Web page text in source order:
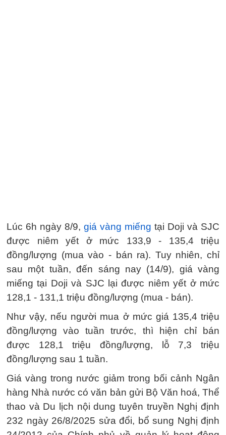
Lúc 6h ngày 8/9, giá vàng miếng tại Doji và SJC
được niêm yết ở mức 133,9 - 135,4 triệu
đồng/lượng (mua vào - bán ra). Tuy nhiên, chỉ
sau một tuần, đến sáng nay (14/9), giá vàng
miếng tại Doji và SJC lại được niêm yết ở mức
128,1 - 131,1 triệu đồng/lượng (mua - bán).
Như vậy, nếu người mua ở mức giá 135,4 triệu
đồng/lượng vào tuần trước, thì hiện chỉ bán
được 128,1 triệu đồng/lượng, lỗ 7,3 triệu
đồng/lượng sau 1 tuần.
Giá vàng trong nước giảm trong bối cảnh Ngân
hàng Nhà nước có văn bản gửi Bộ Văn hoá, Thể
thao và Du lịch nội dung tuyên truyền Nghị định
232 ngày 26/8/2025 sửa đổi, bổ sung Nghị định